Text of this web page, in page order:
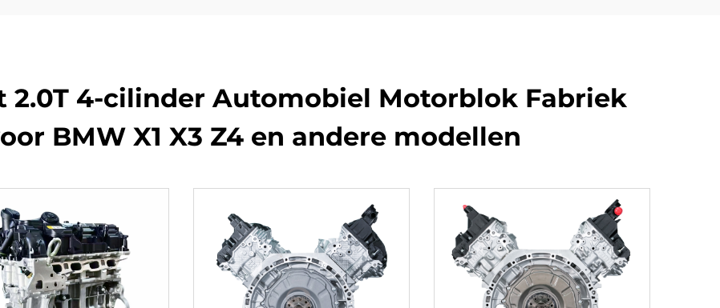
2.0T 4-cilinder Automobiel Motorblok Fabriek
BMW X1 X3 Z4 en andere modellen